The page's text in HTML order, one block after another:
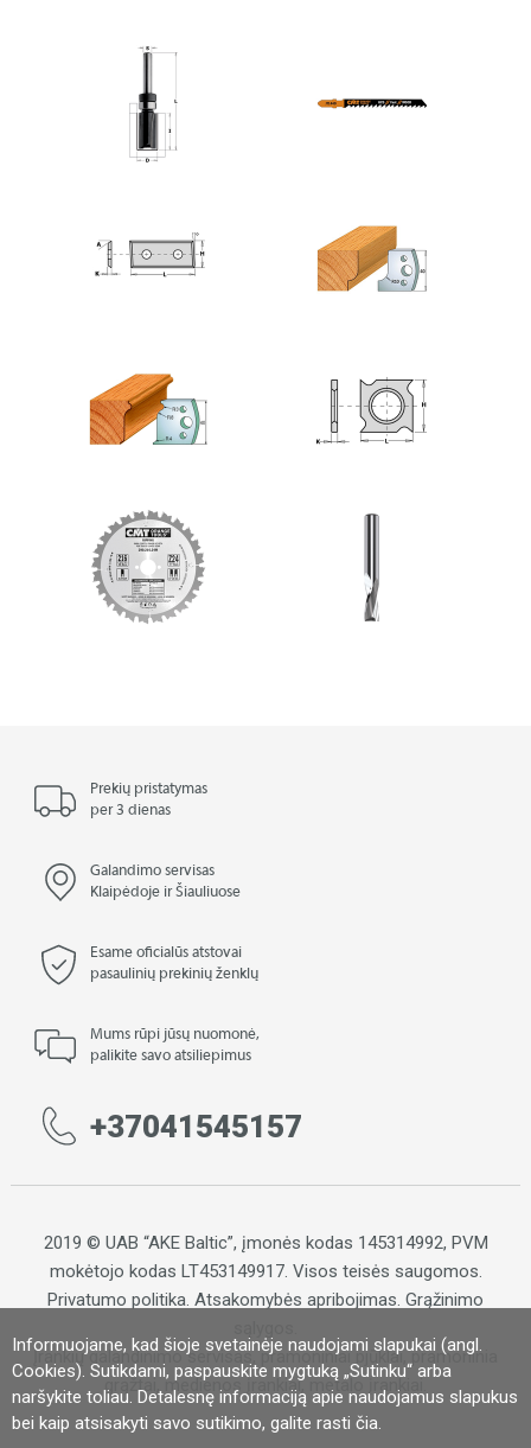
Informuojame, kad šioje svetainėje naudojami slapukai (angl.
Cookies). Sutikdami, paspauskite mygtuką „Sutinku“ arba
naršykite toliau. Detalesnę informaciją apie naudojamus slapukus
bei kaip atsisakyti savo sutikimo, galite rasti čia.
Prekių pristatymas
per 3 dienas
Galandimo servisas
Klaipėdoje ir Šiauliuose
Esame oficialūs atstovai
pasaulinių prekinių ženklų
Mums rūpi jūsų nuomonė,
palikite savo atsiliepimus
+37041545157
2019 © UAB “AKE Baltic”, įmonės kodas 145314992, PVM
mokėtojo kodas LT453149917. Visos teisės saugomos.
Privatumo politika. Atsakomybės apribojimas. Grąžinimo
Įrankių galandinimo servisas, pramoniniai pjūklai, pramoninia
grąžtai, medienos įrankiai, metalo įrankiai.
Svetainių talpinimas:
El. parduotuvių kūrimas: